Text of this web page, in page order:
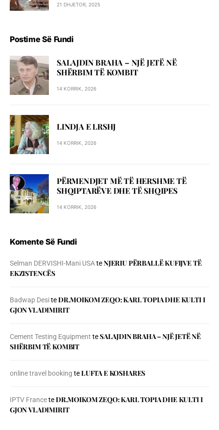
21 DHJETOR, 2025
Postime Së Fundi
SALAJDIN BRAHA – NJЁ JETЁ NЁ
SHЁRBIM TЁ KOMBIT
14 KORRIK, 2026
LINDJA E LRSHJ
14 KORRIK, 2026
PËRMENDJET MË TË HERSHME TË
SHQIPTARËVE DHE TË SHQIPES
14 KORRIK, 2026
Komente Së Fundi
Selman DERVISHI-Mani USAteNJERIU PЁRBALLЁ KUFIJVE TЁ
EKZISTENCЁS
Badwap DesiteDR.MOIKOM ZEQO: KARL TOPIA DHE KULTI I
GJON VLADIMIRIT
Cement Testing Equipment teSALAJDIN BRAHA – NJЁ JETЁ NЁ
SHЁRBIM TЁ KOMBIT
online travel booking teLUFTA E KOSHARES
IPTV FranceteDR.MOIKOM ZEQO: KARL TOPIA DHE KULTI I
GJON VLADIMIRIT